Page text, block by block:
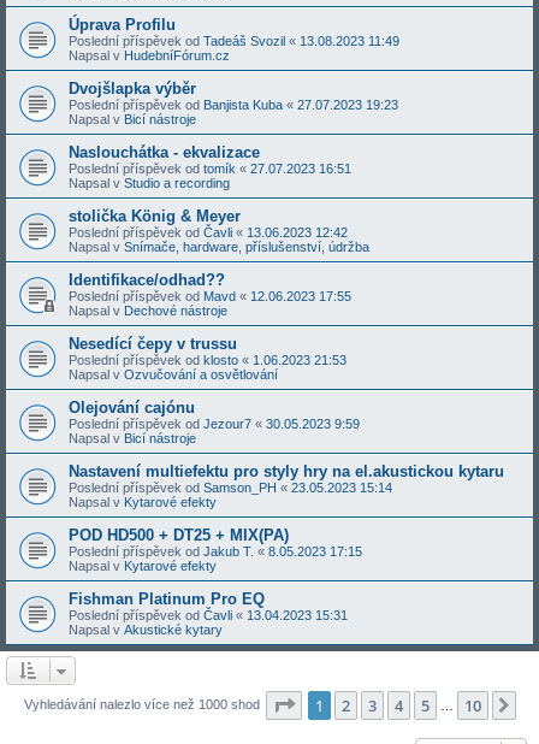
Úprava Profilu
Poslední příspěvek od Tadeáš Svozil « 13.08.2023 11:49
Napsal v HudebníFórum.cz
Dvojšlapka výběr
Poslední příspěvek od Banjista Kuba « 27.07.2023 19:23
Napsal v Bicí nástroje
Naslouchátka - ekvalizace
Poslední příspěvek od tomík « 27.07.2023 16:51
Napsal v Studio a recording
stolička König & Meyer
Poslední příspěvek od Čavli « 13.06.2023 12:42
Napsal v Snímače, hardware, příslušenství, údržba
Identifikace/odhad??
Poslední příspěvek od Mavd « 12.06.2023 17:55
Napsal v Dechové nástroje
Nesedící čepy v trussu
Poslední příspěvek od klosto « 1.06.2023 21:53
Napsal v Ozvučování a osvětlování
Olejování cajónu
Poslední příspěvek od Jezour7 « 30.05.2023 9:59
Napsal v Bicí nástroje
Nastavení multiefektu pro styly hry na el.akustickou kytaru
Poslední příspěvek od Samson_PH « 23.05.2023 15:14
Napsal v Kytarové efekty
POD HD500 + DT25 + MIX(PA)
Poslední příspěvek od Jakub T. « 8.05.2023 17:15
Napsal v Kytarové efekty
Fishman Platinum Pro EQ
Poslední příspěvek od Čavli « 13.04.2023 15:31
Napsal v Akustické kytary
Vyhledávání nalezlo více než 1000 shod Stránka z 10
1 2 3 4 5 10